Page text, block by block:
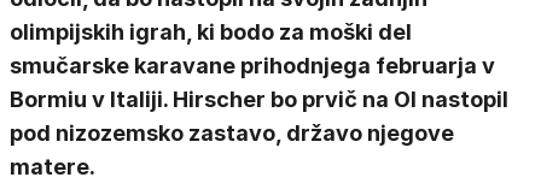
olimpijskih igrah, ki bodo za moški del
smučarske karavane prihodnjega februarja v
Bormiu v Italiji. Hirscher bo prvič na OI nastopil
pod nizozemsko zastavo, državo njegove
matere.